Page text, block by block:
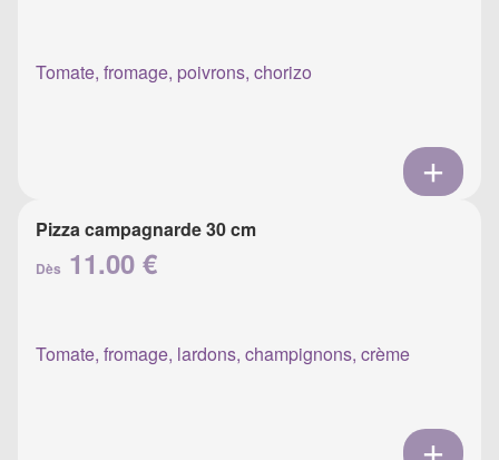
Tomate, fromage, poivrons, chorizo
Pizza campagnarde 30 cm
Dès 11.00 €
Tomate, fromage, lardons, champignons, crème